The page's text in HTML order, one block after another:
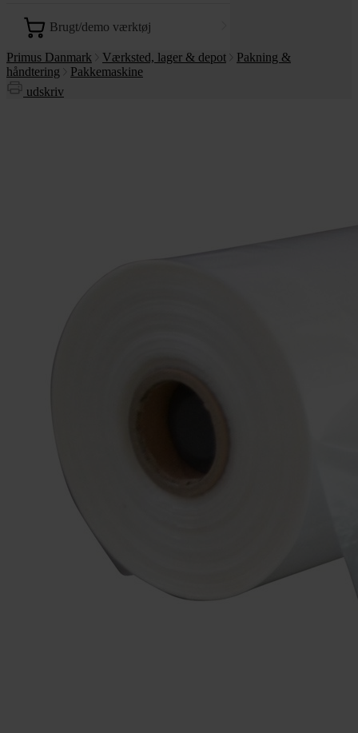
brugt/demo værktøj
Primus Danmark Værksted, lager & depot
Pakning &
håndtering
Pakkemaskine
udskriv